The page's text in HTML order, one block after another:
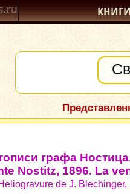
графа
Nostitz, 1896. La
de J. Blechinger,